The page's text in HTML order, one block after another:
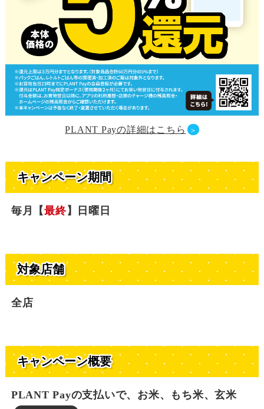
PLANT Payの詳細はこちら ＞
キャンペーン期間
毎月【最終】日曜日
対象店舗
全店
キャンペーン概要
PLANT Payの支払いで、 お米、もち米、玄米